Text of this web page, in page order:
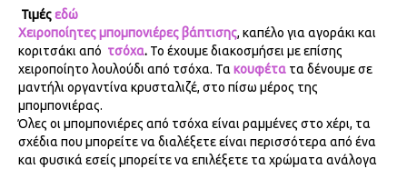
Τιμέςεδώ
Χειροποίητες μπομπονιέρες βάπτισης, καπέλο για αγοράκι και
κοριτσάκι από τσόχα. Το έχουμε διακοσμήσει με επίσης
χειροποίητο λουλούδι από τσόχα. Τα κουφέτα τα δένουμε σε
μαντήλι οργαντίνα κρυσταλιζέ, στο πίσω μέρος της
μπομπονιέρας.
Όλες οι μπομπονιέρες από τσόχα είναι ραμμένες στο χέρι, τα
σχέδια που μπορείτε να διαλέξετε είναι περισσότερα από ένα
και φυσικά εσείς μπορείτε να επιλέξετε τα χρώματα ανάλογα